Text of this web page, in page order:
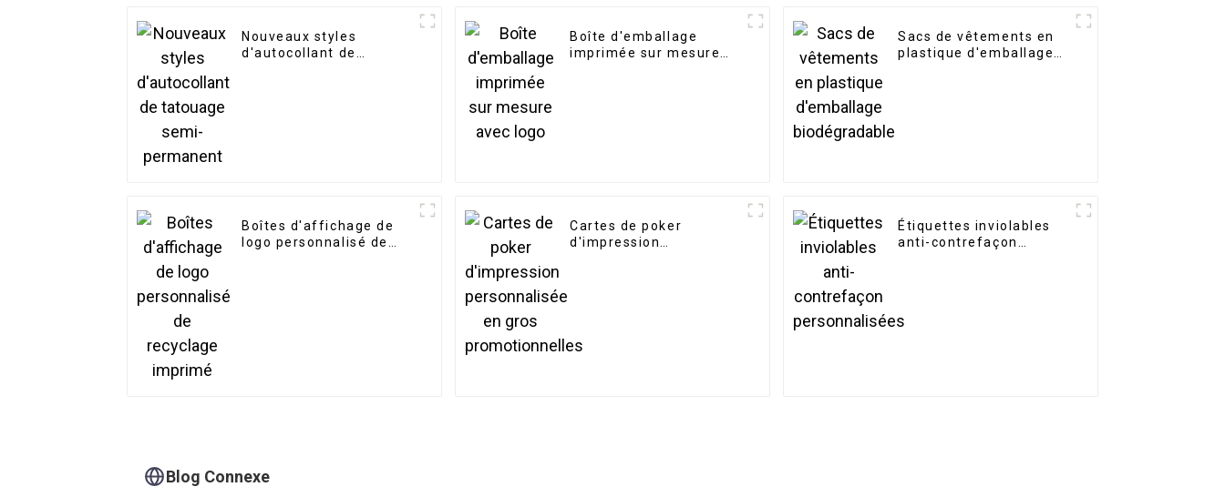
Nouveaux styles
d'autocollant de
Boîte d'emballage
imprimée sur mesure
Sacs de vêtements en
plastique d'emballage
Boîtes d'affichage de
logo personnalisé de
Cartes de poker
d'impression
Étiquettes inviolables
anti-contrefaçon
Blog Connexe